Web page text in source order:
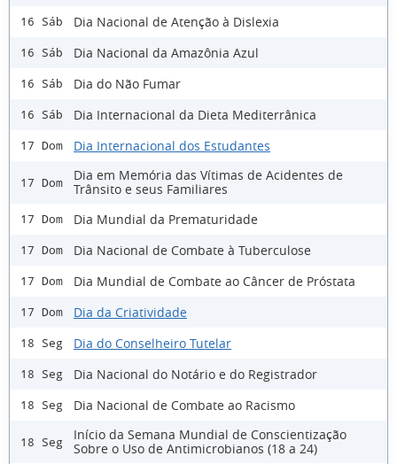
16 Sáb Dia Nacional de Atenção à Dislexia
16 Sáb Dia Nacional da Amazônia Azul
16 Sáb Dia do Não Fumar
16 Sáb Dia Internacional da Dieta Mediterrânica
17 Dom Dia Internacional dos Estudantes
17 Dom
Dia em Memória das Vítimas de Acidentes de
Trânsito e seus Familiares
17 Dom Dia Mundial da Prematuridade
17 Dom Dia Nacional de Combate à Tuberculose
17 Dom Dia Mundial de Combate ao Câncer de Próstata
17 Dom Dia da Criatividade
18 Seg Dia do Conselheiro Tutelar
18 Seg Dia Nacional do Notário e do Registrador
18 Seg Dia Nacional de Combate ao Racismo
18 Seg
Início da Semana Mundial de Conscientização
Sobre o Uso de Antimicrobianos (18 a 24)